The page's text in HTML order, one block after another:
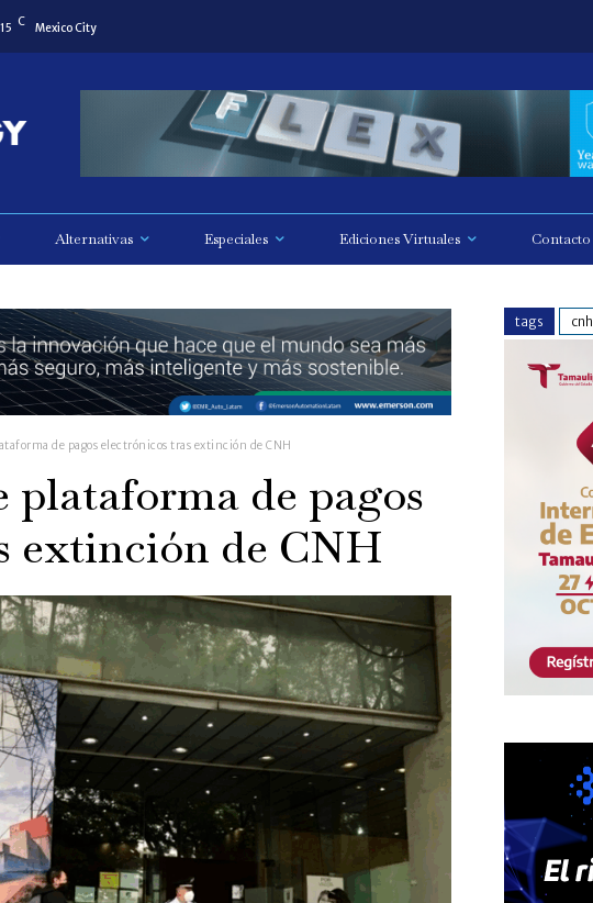
15 C Mexico City
Alternativas Especiales Ediciones Virtuales Contacto
de pagos electrónicos tras extinción de CNH
plataforma de pagos
extinción de CNH
tags cnh